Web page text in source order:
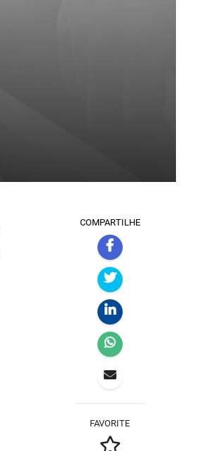
COMPARTILHE
FAVORITE